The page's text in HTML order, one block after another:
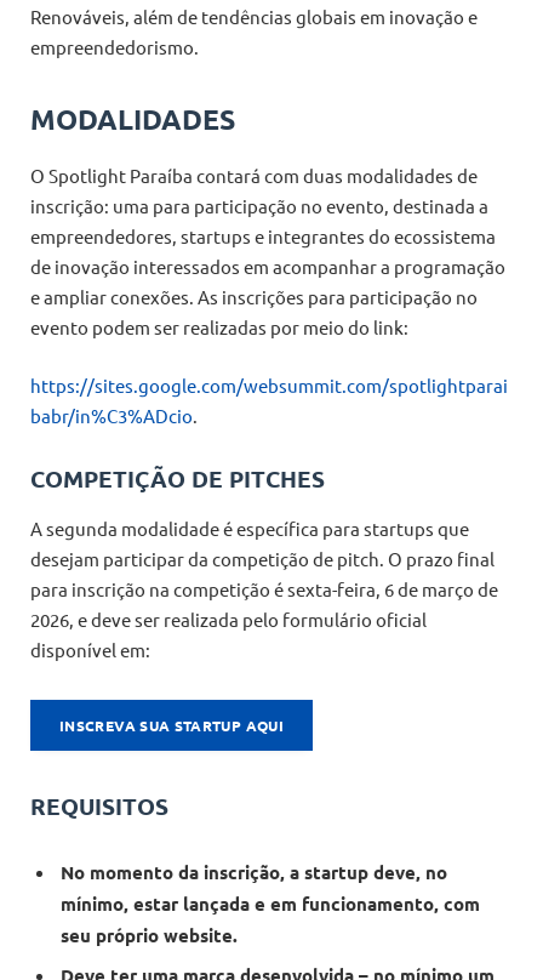
Renováveis, além de tendências globais em inovação e
empreendedorismo.
MODALIDADES
O Spotlight Paraíba contará com duas modalidades de
inscrição: uma para participação no evento, destinada a
empreendedores, startups e integrantes do ecossistema
de inovação interessados em acompanhar a programação
e ampliar conexões. As inscrições para participação no
evento podem ser realizadas por meio do link:
https://sites.google.com/websummit.com/spotlightparai
babr/in%C3%ADcio
COMPETIÇÃO DE PITCHES
A segunda modalidade é específica para startups que
desejam participar da competição de pitch. O prazo final
para inscrição na competição é sexta-feira, 6 de março de
2026, e deve ser realizada pelo formulário oficial
disponível em:
INSCREVA SUA STARTUP AQUI
REQUISITOS
No momento da inscrição, a startup deve, no
mínimo, estar lançada e em funcionamento, com
seu próprio website.
Deve ter uma marca desenvolvida – no mínimo um